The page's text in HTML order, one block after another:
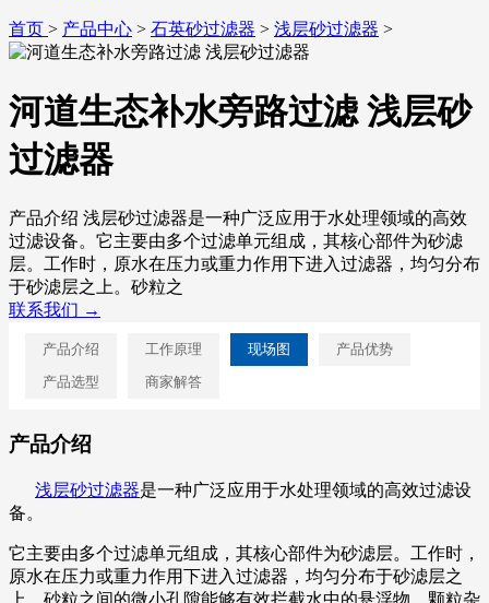
首页 > 产品中心 > 石英砂过滤器 > 浅层砂过滤器 >
河道生态补水旁路过滤 浅层砂
过滤器
产品介绍 浅层砂过滤器是一种广泛应用于水处理领域的高效
过滤设备。它主要由多个过滤单元组成，其核心部件为砂滤
层。工作时，原水在压力或重力作用下进入过滤器，均匀分布
于砂滤层之上。砂粒之
联系我们 →
产品介绍 工作原理 现场图
产品优势
产品选型
商家解答
产品介绍
浅层砂过滤器是一种广泛应用于水处理领域的高效过滤设
备。
它主要由多个过滤单元组成，其核心部件为砂滤层。工作时，
原水在压力或重力作用下进入过滤器，均匀分布于砂滤层之
上。砂粒之间的微小孔隙能够有效拦截水中的悬浮物、颗粒杂